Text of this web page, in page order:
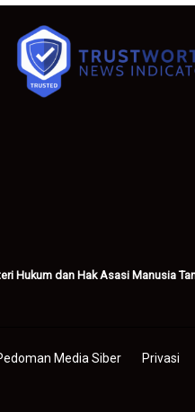
Hukum dan Hak Asasi Manusia
Media Siber Privasi